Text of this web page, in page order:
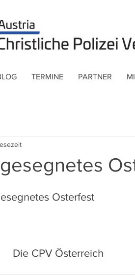
TERMINE PARTNER
Osterfest
                                                Die CPV Österreich